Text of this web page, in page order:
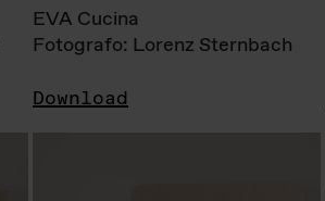
EVA Cucina
Fotografo: Lorenz Sternbach
Download